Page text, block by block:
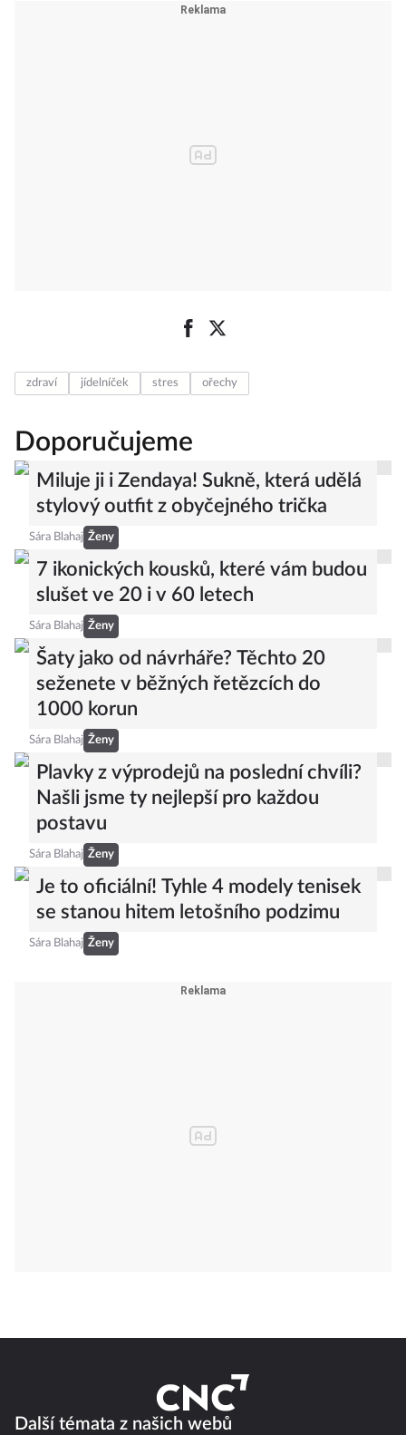
zdraví jídelníček stres ořechy
Doporučujeme
Miluje ji i Zendaya! Sukně, která udělá
stylový outfit z obyčejného trička
Sára Blahaj Ženy
7 ikonických kousků, které vám budou
slušet ve 20 i v 60 letech
Sára Blahaj Ženy
Šaty jako od návrháře? Těchto 20
seženete v běžných řetězcích do
1000 korun
Sára Blahaj Ženy
Plavky z výprodejů na poslední chvíli?
Našli jsme ty nejlepší pro každou
postavu
Sára Blahaj Ženy
Je to oficiální! Tyhle 4 modely tenisek
se stanou hitem letošního podzimu
Sára Blahaj Ženy
Další témata z našich webů